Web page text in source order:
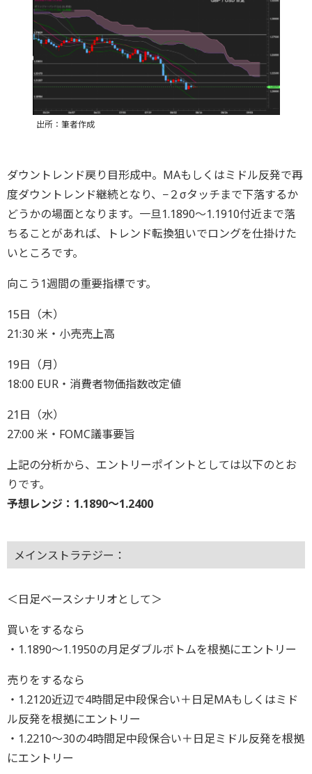
出所：筆者作成
ダウントレンド戻り目形成中。MAもしくはミドル反発で再
度ダウントレンド継続となり、−２σタッチまで下落するか
どうかの場面となります。一旦1.1890〜1.1910付近まで落
ちることがあれば、トレンド転換狙いでロングを仕掛けた
いところです。
向こう1週間の重要指標です。
15日（木）
21:30 米・小売売上高
19日（月）
18:00 EUR・消費者物価指数改定値
21日（水）
27:00 米・FOMC議事要旨
上記の分析から、エントリーポイントとしては以下のとお
りです。
予想レンジ：1.1890〜1.2400
メインストラテジー：
＜日足ベースシナリオとして＞
買いをするなら
・1.1890〜1.1950の月足ダブルボトムを根拠にエントリー
売りをするなら
・1.2120近辺で4時間足中段保合い＋日足MAもしくはミド
ル反発を根拠にエントリー
・1.2210～30の4時間足中段保合い＋日足ミドル反発を根拠
にエントリー